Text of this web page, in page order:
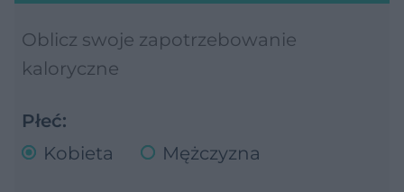
Oblicz swoje zapotrzebowanie
kaloryczne
Płeć:
Kobieta
Mężczyzna